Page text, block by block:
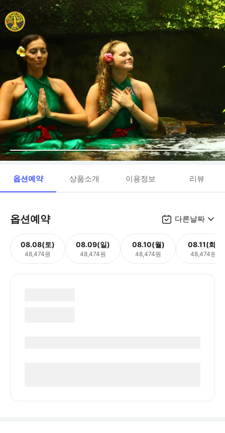
옵션예약 상품소개 이용정보 리뷰
옵션예약 다른날짜
08.08(토)
48,474원
08.09(일)
48,474원
08.10(월)
48,474원
08.11(화)
48,474원